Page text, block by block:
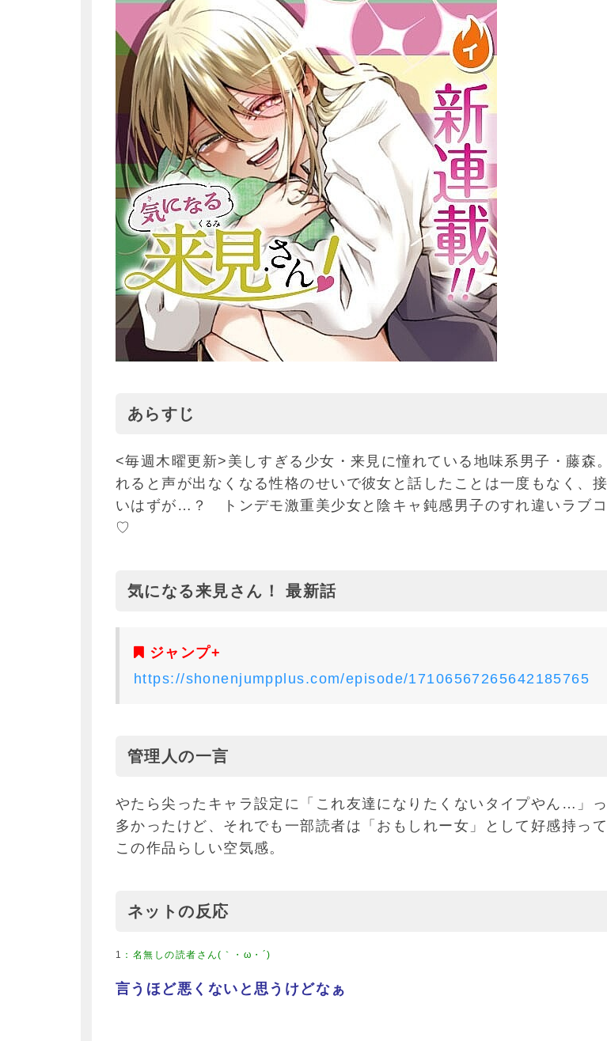
あらすじ
<毎週木曜更新>美しすぎる少女・来見に憧れている地味系男子・藤森
れると声が出なくなる性格のせいで彼女と話したことは一度もなく、
いはずが…？ トンデモ激重美少女と陰キャ鈍感男子のすれ違いラブ
♡
気になる来見さん！ 最新話
ジャンプ+
https://shonenjumpplus.com/episode/17106567265642185765
管理人の一言
やたら尖ったキャラ設定に「これ友達になりたくないタイプやん…」
多かったけど、それでも一部読者は「おもしれー女」として好感持っ
この作品らしい空気感。
ネットの反応
1 ： 名無しの読者さん(｀・ω・´)
言うほど悪くないと思うけどなぁ